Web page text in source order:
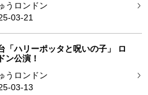
うロンドン
03-21
「ハリーポッタと呪いの子」 ロ
ン公演！
うロンドン
03-13